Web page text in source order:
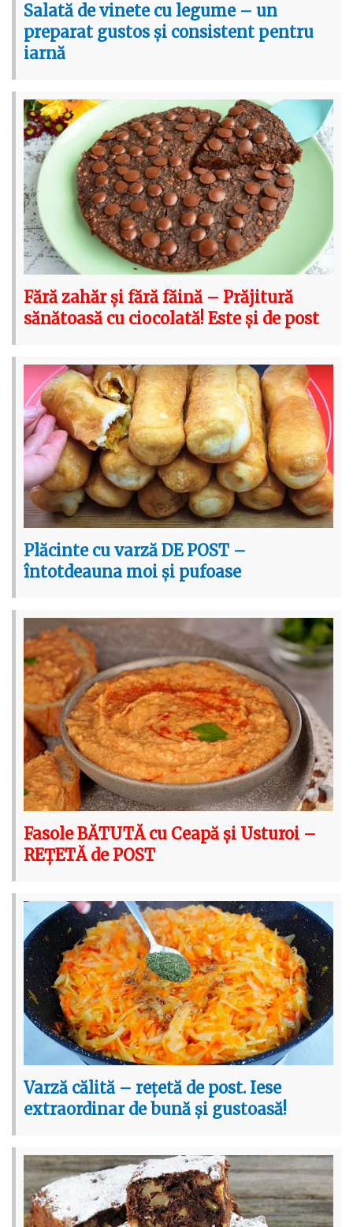
Salată de vinete cu legume – un
preparat gustos și consistent pentru
iarnă
Fără zahăr și fără făină – Prăjitură
sănătoasă cu ciocolată! Este și de post
Plăcinte cu varză DE POST –
întotdeauna moi și pufoase
Fasole BĂTUTĂ cu Ceapă și Usturoi –
REȚETĂ de POST
Varză călită – rețetă de post. Iese
extraordinar de bună și gustoasă!